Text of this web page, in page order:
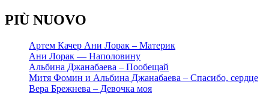
PIÙ NUOVO
Артем Качер Ани Лорак – Материк
Ани Лорак — Наполовину
Альбина Джанабаева – Пообещай
Митя Фомин и Альбина Джанабаева – Спасибо, сердце
Вера Брежнева – Девочка моя